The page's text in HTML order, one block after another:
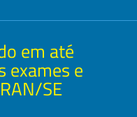
em até
exames e
SE